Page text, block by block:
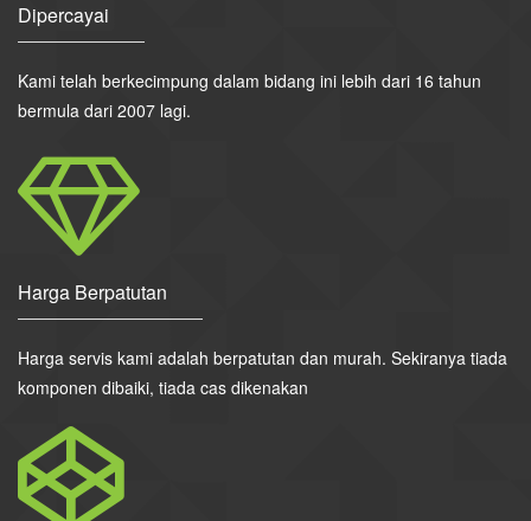
Dipercayai
Kami telah berkecimpung dalam bidang ini lebih dari 16 tahun
bermula dari 2007 lagi.
Harga Berpatutan
Harga servis kami adalah berpatutan dan murah. Sekiranya tiada
komponen dibaiki, tiada cas dikenakan